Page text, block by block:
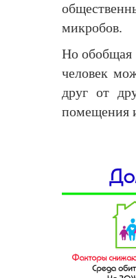
микробов.
Но обобщая
человек
друг от
помещения